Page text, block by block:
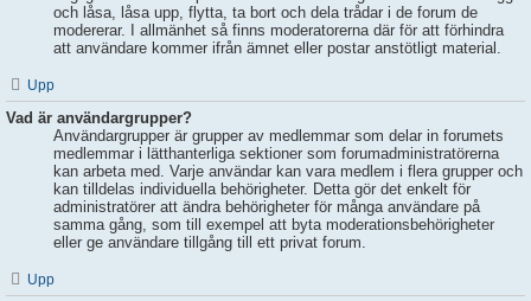
och låsa, låsa upp, flytta, ta bort och dela trådar i de forum de
modererar. I allmänhet så finns moderatorerna där för att förhindra
att användare kommer ifrån ämnet eller postar anstötligt material.
Upp
Vad är användargrupper?
Användargrupper är grupper av medlemmar som delar in forumets
medlemmar i lätthanterliga sektioner som forumadministratörerna
kan arbeta med. Varje användar kan vara medlem i flera grupper och
kan tilldelas individuella behörigheter. Detta gör det enkelt för
administratörer att ändra behörigheter för många användare på
samma gång, som till exempel att byta moderationsbehörigheter
eller ge användare tillgång till ett privat forum.
Upp